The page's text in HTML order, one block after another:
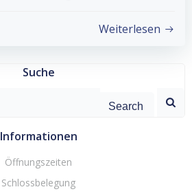
Weiterlesen
Suche
Informationen
Öffnungszeiten
Schlossbelegung